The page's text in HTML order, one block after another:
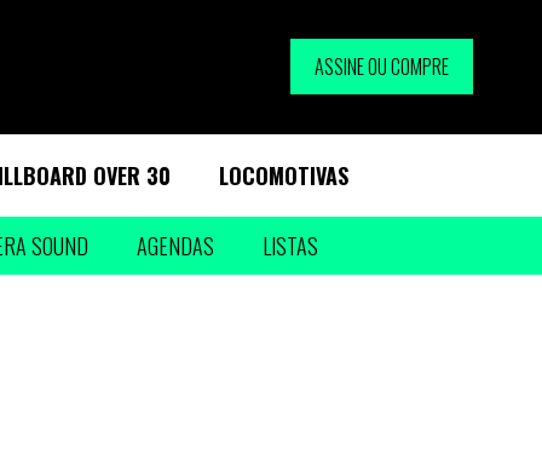
ASSINE OU COMPRE
OVER 30 LOCOMOTIVAS
SOUND AGENDAS LISTAS